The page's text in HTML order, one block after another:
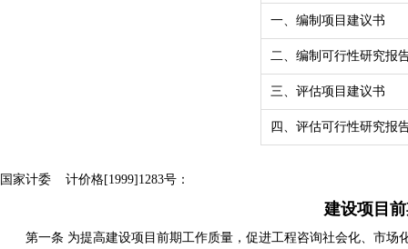
一、编制项目建议书
二、编制可行性研究报
三、评估项目建议书
四、评估可行性研究报
国家计委 计价格[1999]1283号：
建设项目
第一条 为提高建设项目前期工作质量，促进工程咨询社会化、市场